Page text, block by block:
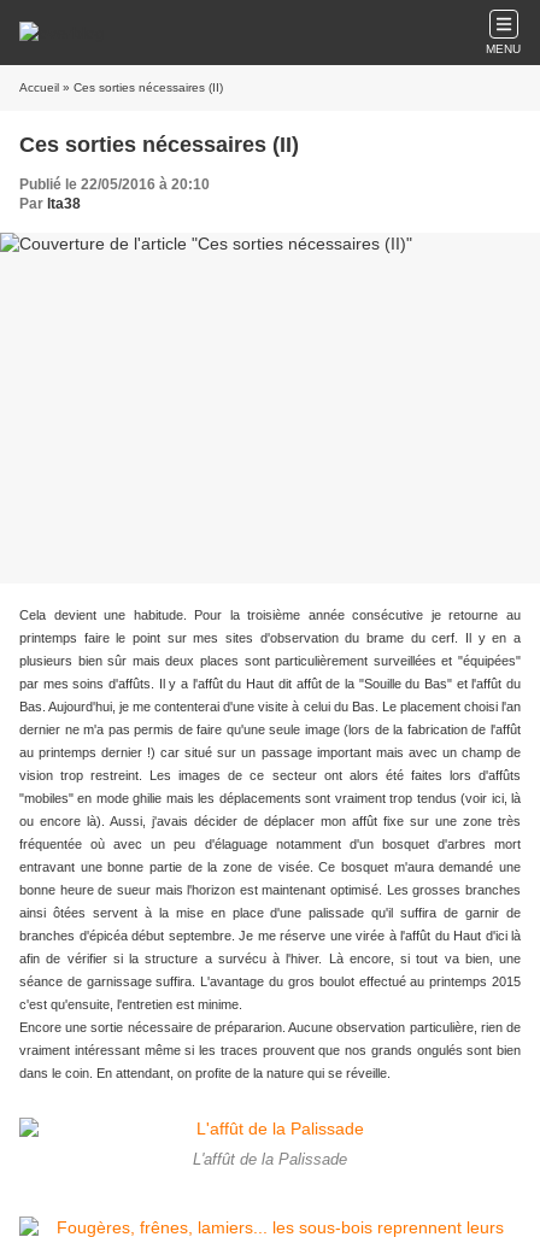
MENU
Accueil » Ces sorties nécessaires (II)
Ces sorties nécessaires (II)
Publié le 22/05/2016 à 20:10
Par lta38
Cela devient une habitude. Pour la troisième année consécutive je retourne au
printemps faire le point sur mes sites d'observation du brame du cerf. Il y en a
plusieurs bien sûr mais deux places sont particulièrement surveillées et "équipées"
par mes soins d'affûts. Il y a l'affût du Haut dit affût de la "Souille du Bas" et l'affût du
Bas. Aujourd'hui, je me contenterai d'une visite à celui du Bas. Le placement choisi l'an
dernier ne m'a pas permis de faire qu'une seule image (lors de la fabrication de l'affût
au printemps dernier !) car situé sur un passage important mais avec un champ de
vision trop restreint. Les images de ce secteur ont alors été faites lors d'affûts
"mobiles" en mode ghilie mais les déplacements sont vraiment trop tendus (voir ici, là
ou encore là). Aussi, j'avais décider de déplacer mon affût fixe sur une zone très
fréquentée où avec un peu d'élaguage notamment d'un bosquet d'arbres mort
entravant une bonne partie de la zone de visée. Ce bosquet m'aura demandé une
bonne heure de sueur mais l'horizon est maintenant optimisé. Les grosses branches
ainsi ôtées servent à la mise en place d'une palissade qu'il suffira de garnir de
branches d'épicéa début septembre. Je me réserve une virée à l'affût du Haut d'ici là
afin de vérifier si la structure a survécu à l'hiver. Là encore, si tout va bien, une
séance de garnissage suffira. L'avantage du gros boulot effectué au printemps 2015
c'est qu'ensuite, l'entretien est minime.
Encore une sortie nécessaire de prépararion. Aucune observation particulière, rien de
vraiment intéressant même si les traces prouvent que nos grands ongulés sont bien
dans le coin. En attendant, on profite de la nature qui se réveille.
L'affût de la Palissade